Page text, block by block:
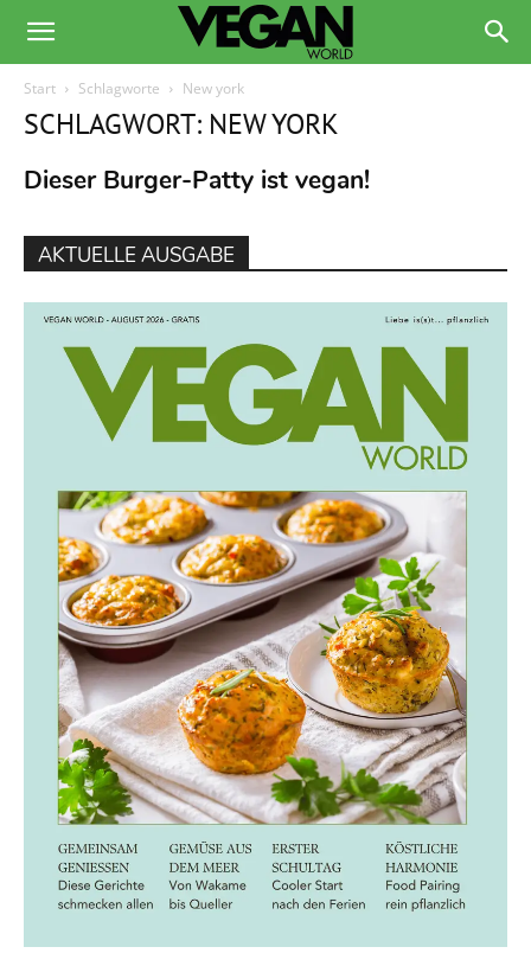
Start Schlagworte New york
SCHLAGWORT: NEW YORK
Dieser Burger-Patty ist vegan!
AKTUELLE AUSGABE